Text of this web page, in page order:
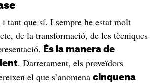
tant que sí. I sempre he estat molt
de la transformació, de les tècniques
És la manera de
. Darrerament, els proveïdors
el que s’anomena cinquena